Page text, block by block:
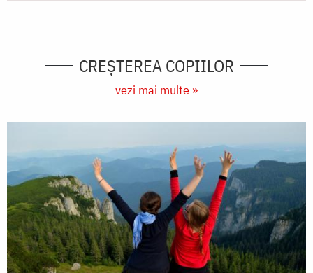
CREŞTEREA COPIILOR
vezi mai multe »